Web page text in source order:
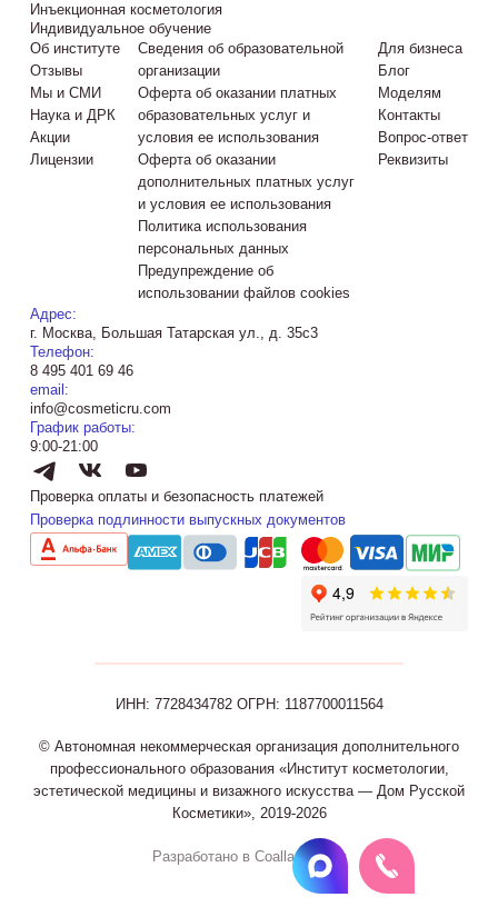
Инъекционная косметология
Индивидуальное обучение
Об институте
Отзывы
Мы и СМИ
Наука и ДРК
Акции
Лицензии
Сведения об образовательной
организации
Оферта об оказании платных
образовательных услуг и
условия ее использования
Оферта об оказании
дополнительных платных услуг
и условия ее использования
Политика использования
персональных данных
Предупреждение об
использовании файлов cookies
Для бизнеса
Блог
Моделям
Контакты
Вопрос-ответ
Реквизиты
Адрес:
г. Москва, Большая Татарская ул., д. 35с3
Телефон:
8 495 401 69 46
email:
info@cosmeticru.com
График работы:
9:00-21:00
Проверка оплаты и безопасность платежей
Проверка подлинности выпускных документов
ИНН: 7728434782 ОГРН: 1187700011564
© Автономная некоммерческая организация дополнительного
профессионального образования «Институт косметологии,
эстетической медицины и визажного искусства — Дом Русской
Косметики», 2019-2026
Разработано в Coalla Agency